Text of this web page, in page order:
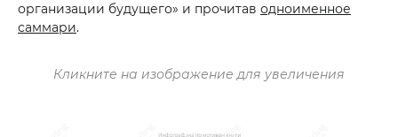
организации будущего» и прочитав одноименное
саммари.
Кликните на изображение для увеличения